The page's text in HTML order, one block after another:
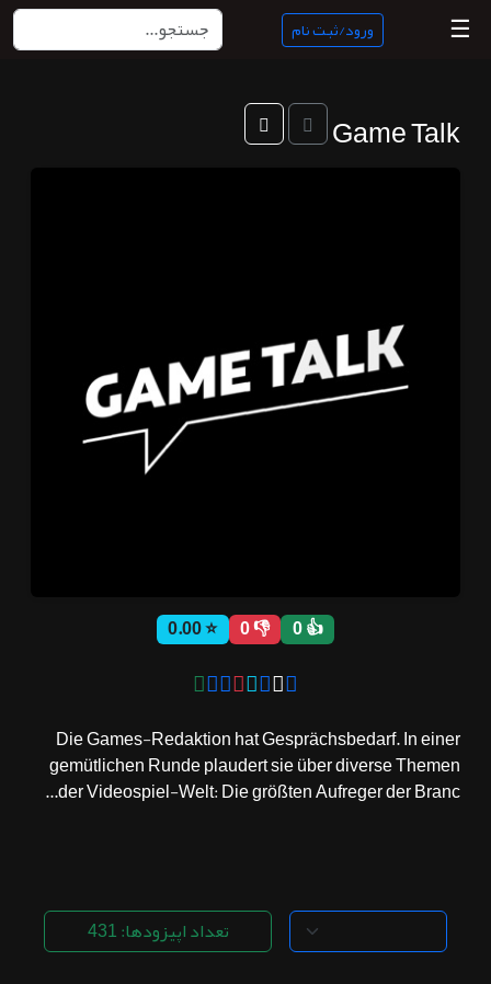
منبع
ناب
پادکست
سوالات
متداول
☰ ورود/ثبت نام
Game Talk
👍 0
👎 0
⭐ 0.00
Die Games-Redaktion hat Gesprächsbedarf. In einer
gemütlichen Runde plaudert sie über diverse Themen
der Videospiel-Welt: Die größten Aufreger der Branc...
تعداد اپیزودها: 431